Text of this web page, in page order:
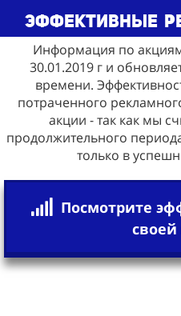
эффективные
Информация по
30.01.2019 г и
времени.
потраченного
акции - так как мы
продолжительного
только в
Посмотрите